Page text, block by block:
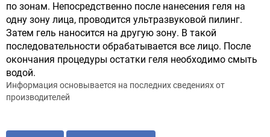
по зонам. Непосредственно после нанесения геля на
одну зону лица, проводится ультразвуковой пилинг.
Затем гель наносится на другую зону. В такой
последовательности обрабатывается все лицо. После
окончания процедуры остатки геля необходимо смыть
водой.
Информация основывается на последних сведениях от
производителей